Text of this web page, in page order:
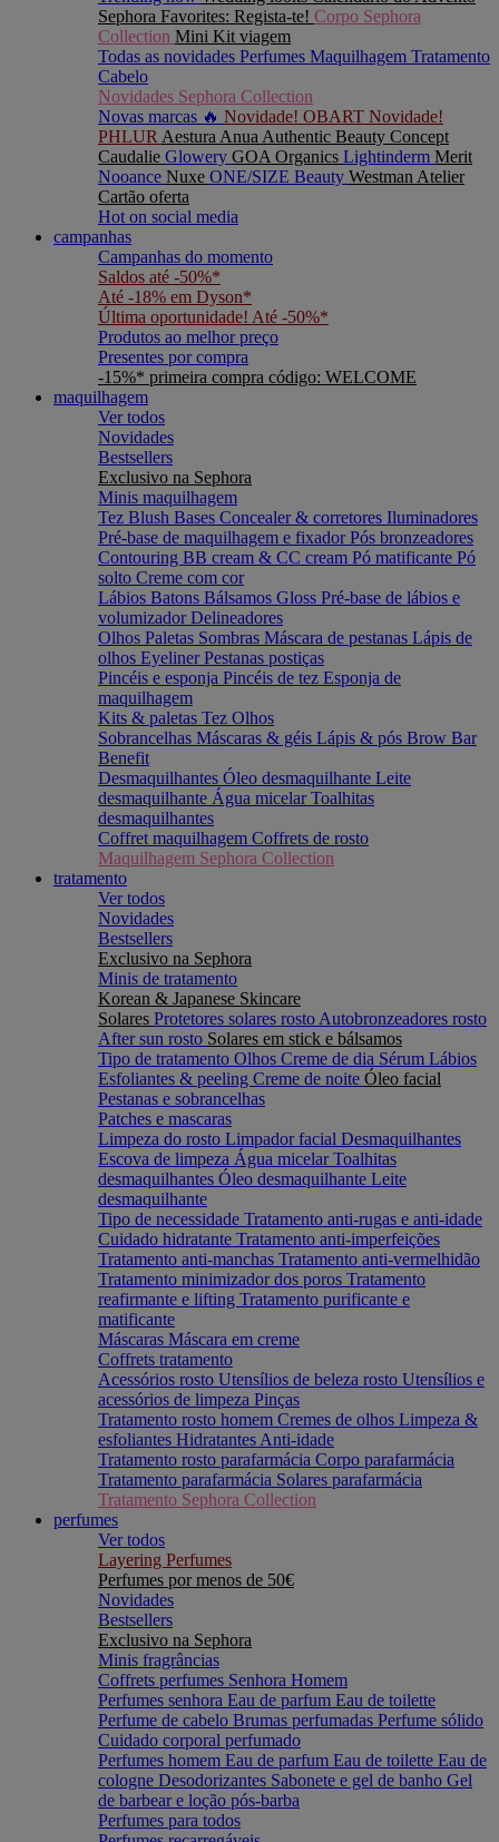
Sephora Favorites: Regista-te! Corpo Sephora
Collection Mini Kit viagem
Todas as novidades Perfumes Maquilhagem Tratamento
Cabelo
Novidades Sephora Collection
Novas marcas 🔥 Novidade! OBART Novidade!
PHLUR Aestura Anua Authentic Beauty Concept
Caudalie Glowery GOA Organics Lightinderm Merit
Nooance Nuxe ONE/SIZE Beauty Westman Atelier
Cartão oferta
Hot on social media
campanhas
Campanhas do momento
Saldos até -50%*
Até -18% em Dyson*
Última oportunidade! Até -50%*
Produtos ao melhor preço
Presentes por compra
-15%* primeira compra código: WELCOME
maquilhagem
Ver todos
Novidades
Bestsellers
Exclusivo na Sephora
Minis maquilhagem
Tez Blush Bases Concealer & corretores Iluminadores
Pré-base de maquilhagem e fixadorPós bronzeadores
Contouring BB cream & CC cream Pó matificante Pó
solto Creme com cor
Lábios Batons Bálsamos Gloss Pré-base de lábios e
volumizadorDelineadores
Olhos Paletas Sombras Máscara de pestanas Lápis de
olhos EyelinerPestanas postiças
Pincéis e esponja Pincéis de tez Esponja de
maquilhagem
Kits & paletas Tez Olhos
Sobrancelhas Máscaras & géis Lápis & pós Brow Bar
Benefit
Desmaquilhantes Óleo desmaquilhante Leite
desmaquilhante Água micelarToalhitas
desmaquilhantes
Coffret maquilhagem Coffrets de rosto
Maquilhagem Sephora Collection
tratamento
Ver todos
Novidades
Bestsellers
Exclusivo na Sephora
Minis de tratamento
Korean & Japanese Skincare
Solares Protetores solares rosto Autobronzeadores rosto
After sun rosto Solares em stick e bálsamos
Tipo de tratamento Olhos Creme de dia Sérum Lábios
Esfoliantes & peeling Creme de noite Óleo facial
Pestanas e sobrancelhas
Patches e mascaras
Limpeza do rosto Limpador facial Desmaquilhantes
Escova de limpeza Água micelarToalhitas
desmaquilhantes Óleo desmaquilhante Leite
desmaquilhante
Tipo de necessidade Tratamento anti-rugas e anti-idade
Cuidado hidratante Tratamento anti-imperfeições
Tratamento anti-manchas Tratamento anti-vermelhidão
Tratamento minimizador dos poros Tratamento
reafirmante e lifting Tratamento purificante e
matificante
Máscaras Máscara em creme
Coffrets tratamento
Acessórios rosto Utensílios de beleza rosto Utensílios e
acessórios de limpeza Pinças
Tratamento rosto homem Cremes de olhos Limpeza &
esfoliantes Hidratantes Anti-idade
Tratamento rosto parafarmácia Corpo parafarmácia
Tratamento parafarmácia Solares parafarmácia
Tratamento Sephora Collection
perfumes
Ver todos
Layering Perfumes
Perfumes por menos de 50€
Novidades
Bestsellers
Exclusivo na Sephora
Minis fragrâncias
Coffrets perfumes Senhora Homem
Perfumes senhora Eau de parfum Eau de toilette
Perfume de cabelo Brumas perfumadas Perfume sólido
Cuidado corporal perfumado
Perfumes homem Eau de parfum Eau de toilette Eau de
cologne Desodorizantes Sabonete e gel de banho Gel
de barbear e loção pós-barba
Perfumes para todos